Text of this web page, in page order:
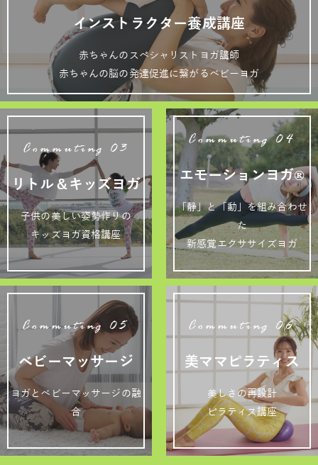
インストラクター養成講座
赤ちゃんのスペシャリストヨガ講師
赤ちゃんの脳の発達促進に繋がるベビーヨガ
Commuting 03
リトル＆キッズヨガ
子供の美しい姿勢作りの
キッズヨガ資格講座
Commuting 04
エモーションヨガ®
「静」と「動」を組み合わせ
た
新感覚エクササイズヨガ
Commuting 05
ベビーマッサージ
ヨガとベビーマッサージの融
合
Commuting 06
美ママピラティス
美しさの再設計
ピラティス講座